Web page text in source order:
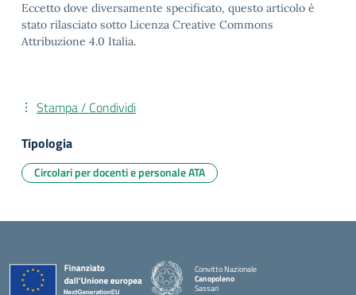
Eccetto dove diversamente specificato, questo articolo è
stato rilasciato sotto Licenza Creative Commons
Attribuzione 4.0 Italia.
Stampa / Condividi
Tipologia
Circolari per docenti e personale ATA
Convitto Nazionale
Canopoleno
Sassari